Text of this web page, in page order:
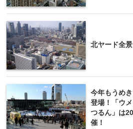
北ヤード全景
今年もうめ
登場！「ウ
つるん」は
催！